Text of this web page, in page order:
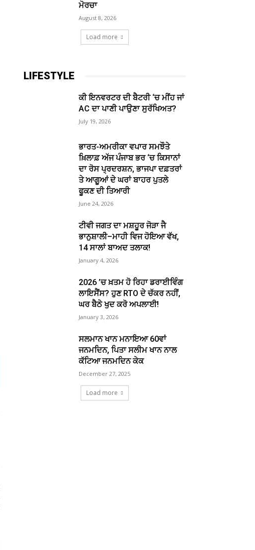
ਮੋਰਚਾ
August 8, 2026
Load more
LIFESTYLE
ਕੀ ਇਨਵਰਟਰ ਦੀ ਬੈਟਰੀ ‘ਚ ਮੀਂਹ ਜਾਂ
AC ਦਾ ਪਾਣੀ ਪਾਉਣਾ ਸੁਰੱਖਿਅਤ?
July 19, 2026
ਭਾਰਤ-ਅਮਰੀਕਾ ਵਪਾਰ ਸਮਝੌਤੇ
ਖ਼ਿਲਾਫ਼ ਅੱਜ ਪੰਜਾਬ ਭਰ ‘ਚ ਕਿਸਾਨਾਂ
ਦਾ ਰੋਸ ਪ੍ਰਦਰਸ਼ਨ, ਭਾਜਪਾ ਦਫ਼ਤਰਾਂ
ਤੇ ਆਗੂਆਂ ਦੇ ਘਰਾਂ ਬਾਹਰ ਪੁਤਲੇ
ਫੂਕਣ ਦੀ ਤਿਆਰੀ
June 24, 2026
ਟੀਵੀ ਜਗਤ ਦਾ ਮਸ਼ਹੂਰ ਜੋੜਾ ਜੈ
ਭਾਨੁਸ਼ਾਲੀ–ਮਾਹੀ ਵਿਜ ਹੋਇਆ ਵੱਖ,
14 ਸਾਲਾਂ ਬਾਅਦ ਤਲਾਕ!
January 4, 2026
2026 ’ਚ ਖ਼ਤਮ ਹੋ ਰਿਹਾ ਡਰਾਈਵਿੰਗ
ਲਾਇਸੈਂਸ? ਹੁਣ RTO ਦੇ ਚੱਕਰ ਨਹੀਂ,
ਘਰ ਬੈਠੇ ਖੁਦ ਕਰੋ ਅਪਲਾਈ!
January 3, 2026
ਸਲਮਾਨ ਖਾਨ ਮਨਾਇਆ 60ਵਾਂ
ਜਨਮਦਿਨ, ਪਿਤਾ ਸਲੀਮ ਖਾਨ ਨਾਲ
ਕੱਟਿਆ ਜਨਮਦਿਨ ਕੇਕ
December 27, 2025
Load more